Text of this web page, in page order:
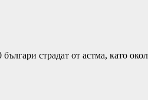
страдат от астма, като